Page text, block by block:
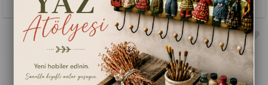
Filtreleme
Sıralama